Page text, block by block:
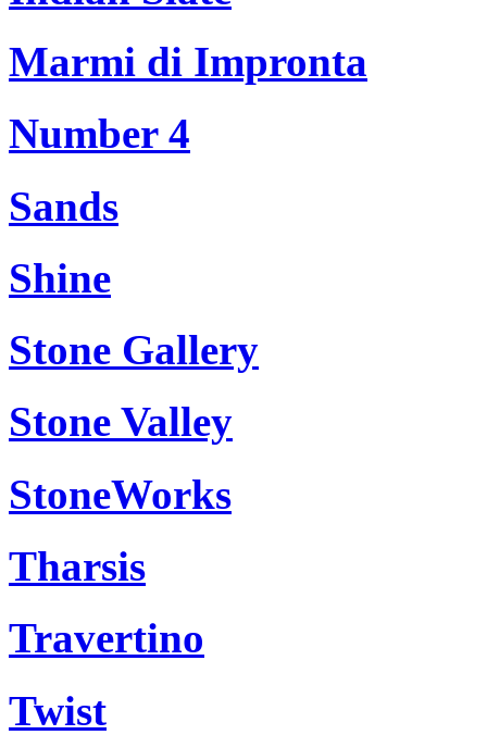
Marmi di Impronta
Number 4
Sands
Shine
Stone Gallery
Stone Valley
StoneWorks
Tharsis
Travertino
Twist